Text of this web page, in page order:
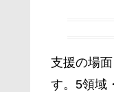
支援の場
す。5領域